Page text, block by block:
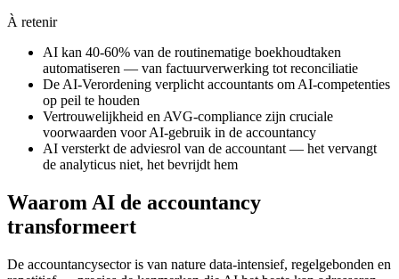
À retenir
AI kan 40-60% van de routinematige boekhoudtaken
automatiseren — van factuurverwerking tot reconciliatie
De AI-Verordening verplicht accountants om AI-competenties
op peil te houden
Vertrouwelijkheid en AVG-compliance zijn cruciale
voorwaarden voor AI-gebruik in de accountancy
AI versterkt de adviesrol van de accountant — het vervangt
de analyticus niet, het bevrijdt hem
Waarom AI de accountancy
transformeert
De accountancysector is van nature data-intensief, regelgebonden en